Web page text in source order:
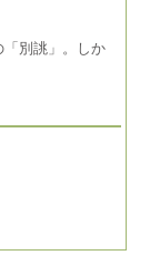
別誂」。しか